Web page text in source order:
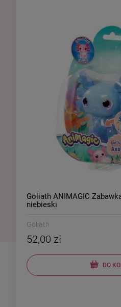
Goliath ANIMAGIC
niebieski
Goliath
52,00 zł
DO